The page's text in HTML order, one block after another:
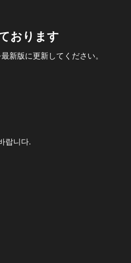
おります
新版に更新してください。
랍니다.